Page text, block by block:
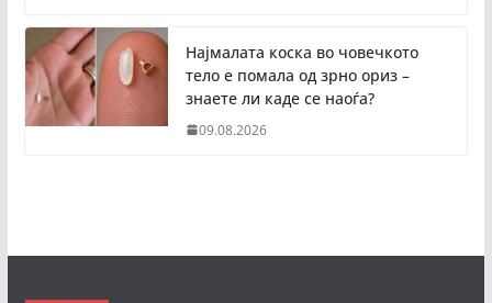
Најмалата коска во човечкото
тело е помала од зрно ориз –
знаете ли каде се наоѓа?
09.08.2026